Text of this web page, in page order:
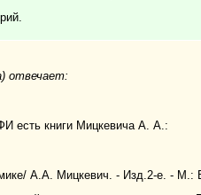
отвечает:
есть книги Мицкевича А. А.:
А.А. Мицкевич. - Изд.2-е. - М.: